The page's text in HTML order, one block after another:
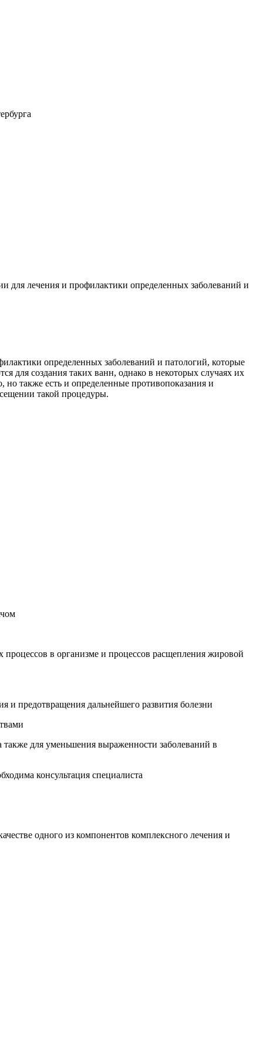
для лечения и профилактики определенных заболеваний и
определенных заболеваний и патологий, которые
для создания таких ванн, однако в некоторых случаях их
также есть и определенные противопоказания и
такой процедуры.
в организме и процессов расщепления жировой
и предотвращения дальнейшего развития болезни
для уменьшения выраженности заболеваний в
консультация специалиста
одного из компонентов комплексного лечения и